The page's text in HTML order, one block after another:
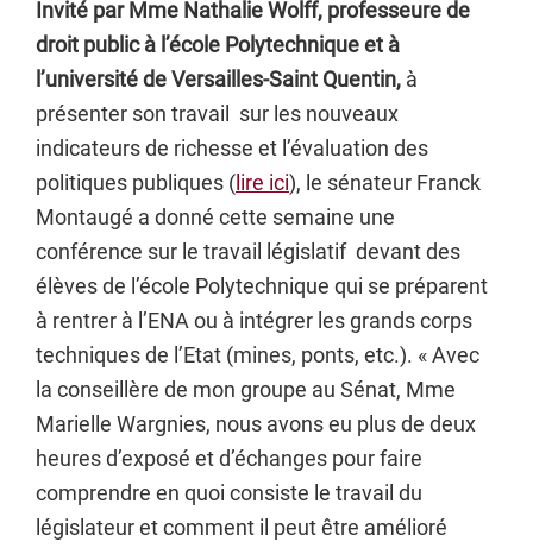
Invité par Mme Nathalie Wolff, professeure de
droit public à l’école Polytechnique et à
l’université de Versailles-Saint Quentin, à
présenter son travail sur les nouveaux
indicateurs de richesse et l’évaluation des
politiques publiques ( lire ici), le sénateur Franck
Montaugé a donné cette semaine une
conférence sur le travail législatif devant des
élèves de l’école Polytechnique qui se préparent
à rentrer à l’ENA ou à intégrer les grands corps
techniques de l’Etat (mines, ponts, etc.). « Avec
la conseillère de mon groupe au Sénat, Mme
Marielle Wargnies, nous avons eu plus de deux
heures d’exposé et d’échanges pour faire
comprendre en quoi consiste le travail du
législateur et comment il peut être amélioré